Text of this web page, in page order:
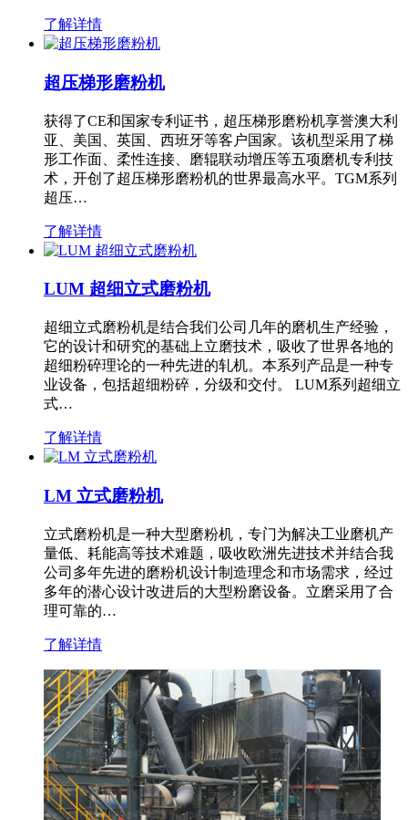
了解详情
超压梯形磨粉机
获得了CE和国家专利证书，超压梯形磨粉机享誉澳大利
亚、美国、英国、西班牙等客户国家。该机型采用了梯
形工作面、柔性连接、磨辊联动增压等五项磨机专利技
术，开创了超压梯形磨粉机的世界最高水平。TGM系列
超压…
了解详情
LUM 超细立式磨粉机
超细立式磨粉机是结合我们公司几年的磨机生产经验，
它的设计和研究的基础上立磨技术，吸收了世界各地的
超细粉碎理论的一种先进的轧机。本系列产品是一种专
业设备，包括超细粉碎，分级和交付。 LUM系列超细立
式…
了解详情
LM 立式磨粉机
立式磨粉机是一种大型磨粉机，专门为解决工业磨机产
量低、耗能高等技术难题，吸收欧洲先进技术并结合我
公司多年先进的磨粉机设计制造理念和市场需求，经过
多年的潜心设计改进后的大型粉磨设备。立磨采用了合
理可靠的…
了解详情